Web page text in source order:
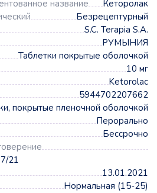
название
Кеторолак
Безрецептурный
S.C. Terapia S.A.
РУМЫНИЯ
Таблетки покрытые оболочкой
10 мг
Ketorolac
5944702207662
покрытые пленочной оболочкой
Перорально
Бессрочно
21
13.01.2021
Нормальная (15-25)